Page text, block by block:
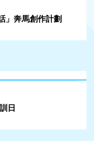
」奔馬創作計劃
日